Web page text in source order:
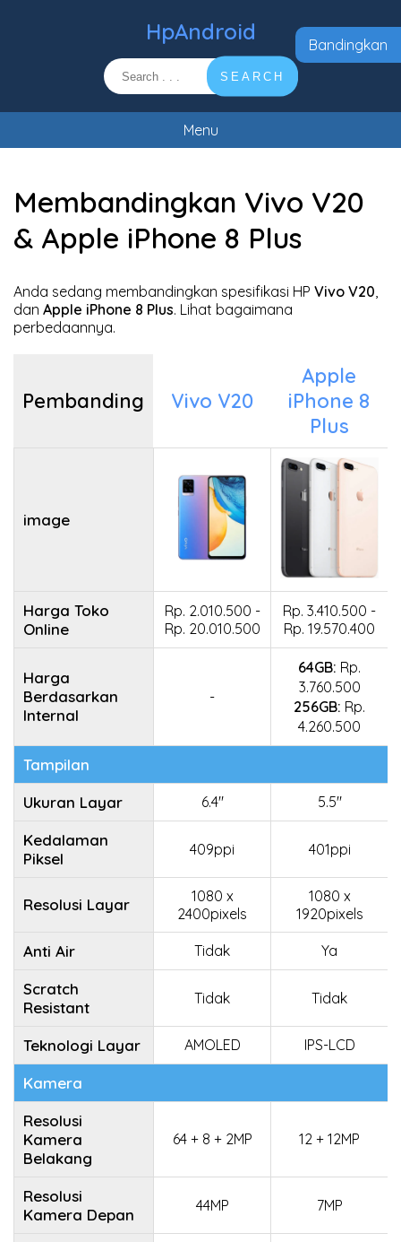
HpAndroid
SEARCH
Menu
Membandingkan Vivo V20
& Apple iPhone 8 Plus
Anda sedang membandingkan spesifikasi HP Vivo V20,
dan Apple iPhone 8 Plus. Lihat bagaimana
perbedaannya.
Pembanding Vivo V20
Apple
iPhone 8
Plus
image
Harga Toko
Online
Rp. 2.010.500 -
Rp. 20.010.500
Rp. 3.410.500 -
Rp. 19.570.400
Harga
Berdasarkan
Internal
-
64GB: Rp.
3.760.500
256GB: Rp.
4.260.500
Tampilan
Ukuran Layar
6.4" 5.5"
Kedalaman
Piksel
409ppi 401ppi
Resolusi Layar
1080 x
2400pixels
1080 x
1920pixels
Anti Air Tidak Ya
Scratch
Resistant
Tidak Tidak
Teknologi Layar AMOLED IPS-LCD
Kamera
Resolusi
Kamera
Belakang
64 + 8 + 2MP 12 + 12MP
Resolusi
Kamera Depan
44MP 7MP
Bandingkan